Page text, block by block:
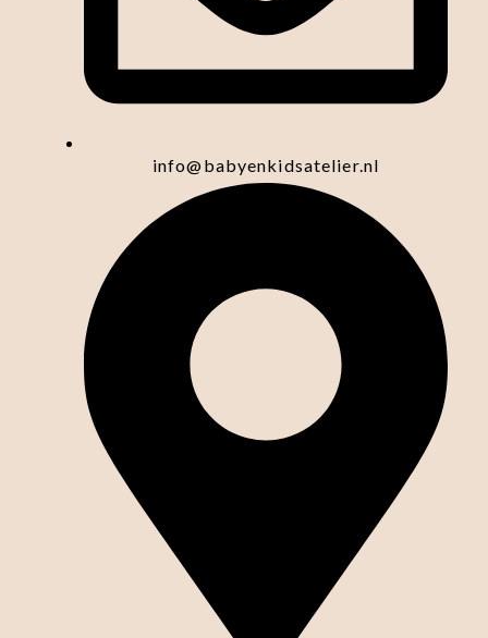
info@babyenkidsatelier.nl